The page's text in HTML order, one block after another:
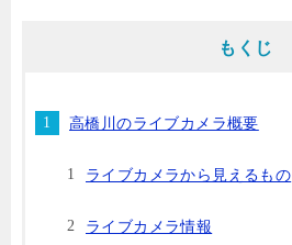
もくじ
高橋川のライブカメラ概要
ライブカメラから見えるもの
ライブカメラ情報